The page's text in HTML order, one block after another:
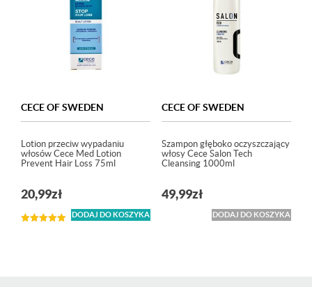
CECE OF SWEDEN
Lotion przeciw wypadaniu
włosów Cece Med Lotion
Prevent Hair Loss 75ml
20,99zł
DODAJ DO KOSZYKA
CECE OF SWEDEN
Szampon głęboko oczyszczający
włosy Cece Salon Tech
Cleansing 1000ml
49,99zł
DODAJ DO KOSZYKA